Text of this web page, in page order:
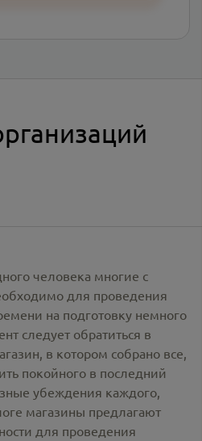
человека многие с
для проведения
на подготовку немного
следует обратиться в
в котором собрано все,
покойного в последний
убеждения каждого,
магазины предлагают
для проведения